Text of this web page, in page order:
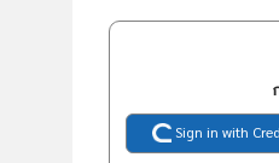
Sign in with